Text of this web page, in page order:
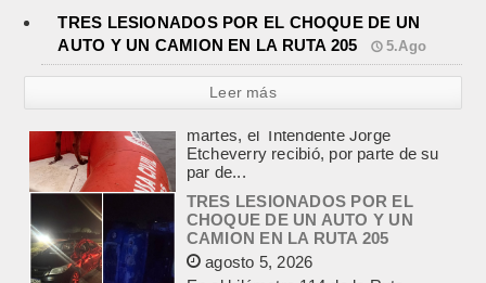
TRES LESIONADOS POR EL CHOQUE DE UN
AUTO Y UN CAMION EN LA RUTA 205
5.Ago
Leer más
TRES LESIONADOS POR EL
CHOQUE DE UN AUTO Y UN
CAMION EN LA RUTA 205
agosto 5, 2026
En el kilómetro 114 de la Ruta
Nacional 205, chocaron anoche un
Chevrolet Prisma, patente AB045CG,